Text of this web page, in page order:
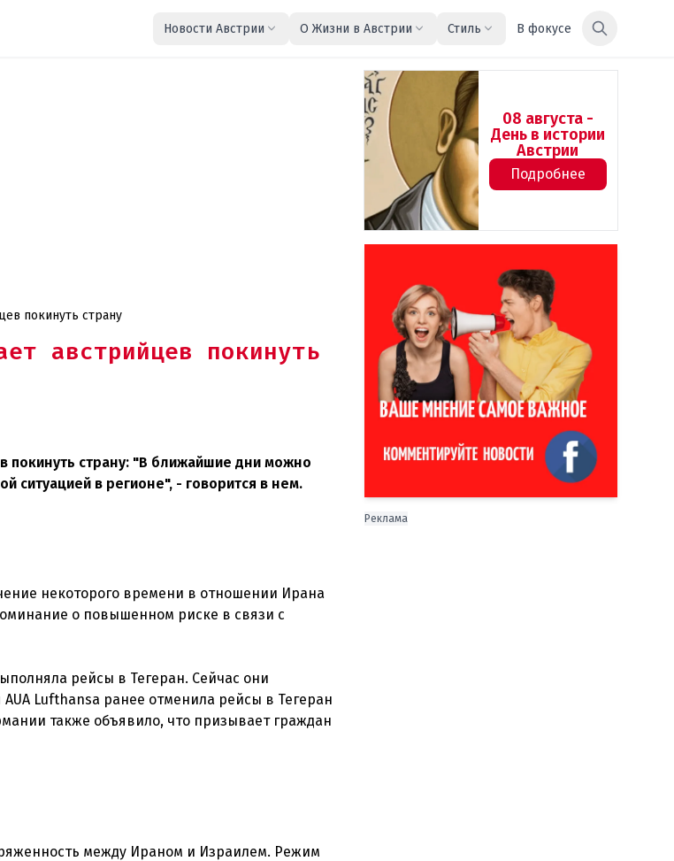
Новости Австрии О Жизни в Австрии Стиль В фокусе
покинуть страну
австрийцев покинуть
покинуть страну: "В ближайшие дни можно
в регионе", - говорится в нем.
некоторого времени в отношении Ирана
о повышенном риске в связи с
рейсы в Тегеран. Сейчас они
Lufthansa ранее отменила рейсы в Тегеран
также объявило, что призывает граждан
между Ираном и Израилем. Режим
08 августа -
День в истории
Австрии
Подробнее
Реклама